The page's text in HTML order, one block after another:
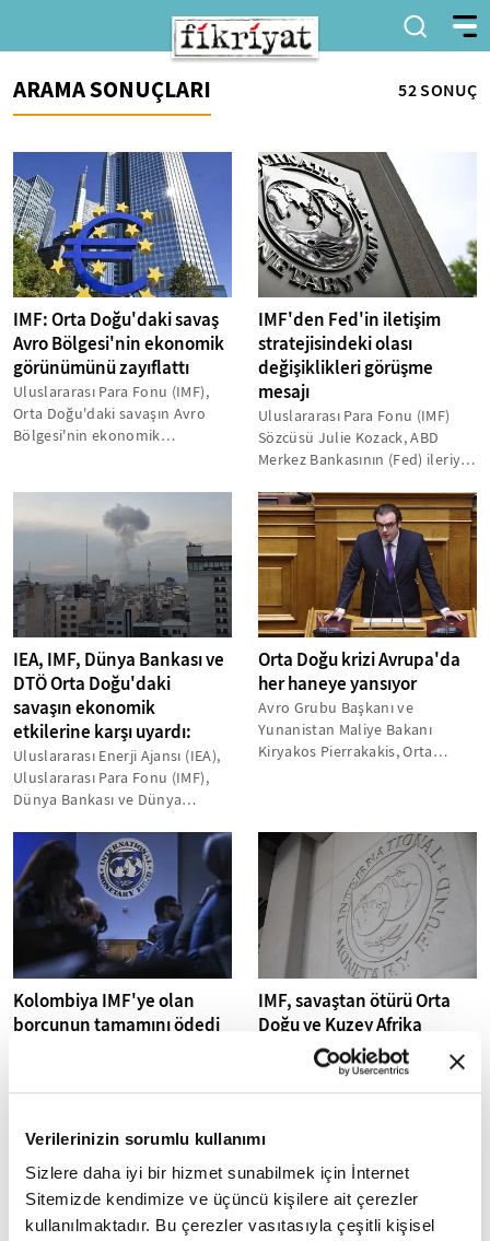
Verilerinizin sorumlu kullanımı
Sizlere daha iyi bir hizmet sunabilmek için İnternet
Sitemizde kendimize ve üçüncü kişilere ait çerezler
kullanılmaktadır. Bu çerezler vasıtasıyla çeşitli kişisel
ARAMA SONUÇLARI 52 SONUÇ
IMF: Orta Doğu'daki savaş
Avro Bölgesi'nin ekonomik
görünümünü zayıflattı
Uluslararası Para Fonu (IMF),
Orta Doğu'daki savaşın Avro
Bölgesi'nin ekonomik
IMF'den Fed'in iletişim
stratejisindeki olası
değişiklikleri görüşme
mesajı
Uluslararası Para Fonu (IMF)
Sözcüsü Julie Kozack, ABD
Merkez Bankasının (Fed) ileriye
guidance)...
IEA, IMF, Dünya Bankası ve
DTÖ Orta Doğu'daki
savaşın ekonomik
etkilerine karşı uyardı:
Uluslararası Enerji Ajansı (IEA),
Uluslararası Para Fonu (IMF),
Dünya Bankası ve Dünya
başkanları,...
Orta Doğu krizi Avrupa'da
her haneye yansıyor
Avro Grubu Başkanı ve
Yunanistan Maliye Bakanı
Kiryakos Pierrakakis, Orta
Kolombiya IMF'ye olan
borcunun tamamını ödedi
Uluslararası Para Fonu'na (IMF)
borcun...
IMF, savaştan ötürü Orta
Doğu ve Kuzey Afrika
ekonomilerinin
büyümesinde bu yıl
yavaşlama öngörüyor
savaşın etkisiyle Orta Doğu ve
Kuzey Afrika bölge
ekonomisinin büyüme hızının,
bu yıl...